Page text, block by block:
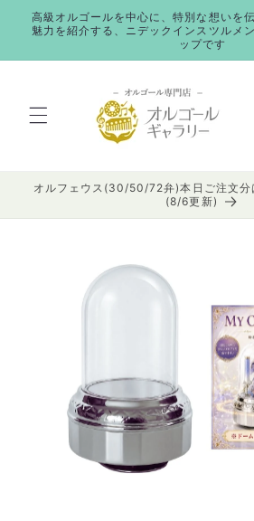
ンツに
進む
高級オルゴールを中心に、特別な想いを
魅力を紹介する、ニデックインスツルメ
ップです
オルフェウス(30/50/72弁)本日ご注文分
(8/6更新)